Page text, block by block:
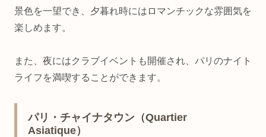
景色を一望でき、夕暮れ時にはロマンチックな雰囲気を
楽しめます。
また、夜にはクラブイベントも開催され、パリのナイト
ライフを満喫することができます。
パリ・チャイナタウン（Quartier
Asiatique）